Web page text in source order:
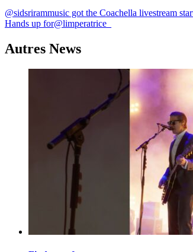
Navigation
de
l’article
@sidsrirammusic got the Coachella livestream
Hands up for@limperatrice_
Autres News